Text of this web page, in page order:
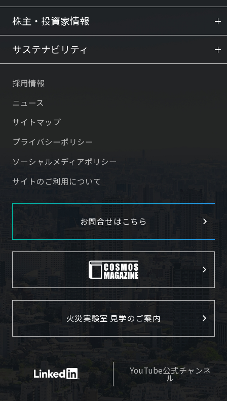
株主・投資家情報
サステナビリティ
採用情報
ニュース
サイトマップ
プライバシーポリシー
ソーシャルメディアポリシー
サイトのご利用について
お問合せはこちら
火災実験室 見学のご案内
YouTube公式チャンネ
ル